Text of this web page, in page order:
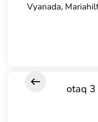
Vyanada,
3 otaq